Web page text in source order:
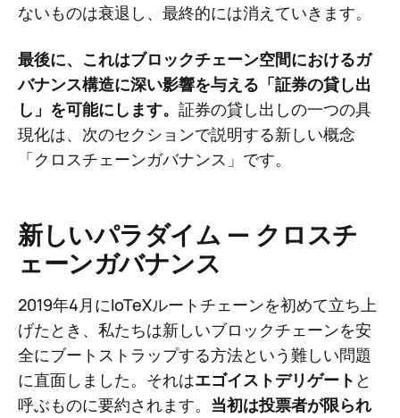
ないものは衰退し、最終的には消えていきます。
最後に、これはブロックチェーン空間におけるガ
バナンス構造に深い影響を与える「証券の貸し出
し」を可能にします。 証券の貸し出しの一つの具
現化は、次のセクションで説明する新しい概念
「クロスチェーンガバナンス」です。
新しいパラダイム — クロスチ
ェーンガバナンス
2019年4月にIoTeXルートチェーンを初めて立ち上
げたとき、私たちは新しいブロックチェーンを安
全にブートストラップする方法という難しい問題
に直面しました。それはエゴイストデリゲート と
呼ぶものに要約されます。 当初は投票者が限られ